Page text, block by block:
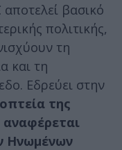
βασικό
πολιτικής,
τη
και τη
Eδρεύει στην
της
αναφέρεται
Ηνωμένων